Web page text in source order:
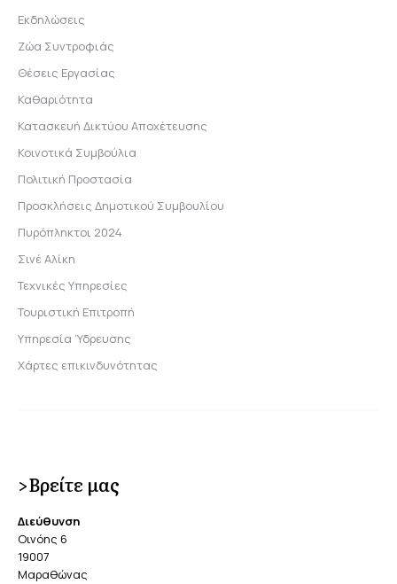
Εκδηλώσεις
Ζώα Συντροφιάς
Θέσεις Εργασίας
Καθαριότητα
Κατασκευή Δικτύου Αποχέτευσης
Κοινοτικά Συμβούλια
Πολιτική Προστασία
Προσκλήσεις Δημοτικού Συμβουλίου
Πυρόπληκτοι 2024
Σινέ Αλίκη
Τεχνικές Υπηρεσίες
Τουριστική Επιτροπή
Υπηρεσία Ύδρευσης
Χάρτες επικινδυνότητας
>Βρείτε μας
Διεύθυνση
Οινόης 6
19007
Μαραθώνας